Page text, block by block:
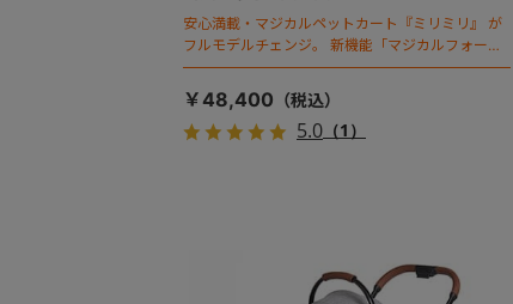
安心満載・マジカルペットカート『ミリミリ』 が
フルモデルチェンジ。 新機能「マジカルフォール
ディング」搭載
￥48,400
5.0 （1）